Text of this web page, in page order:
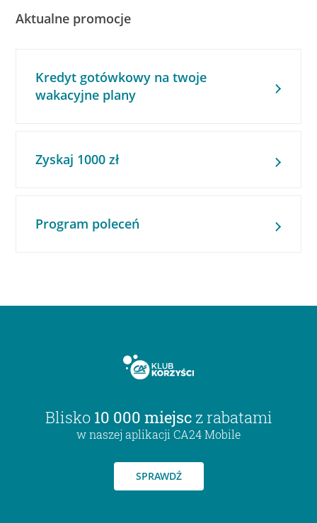
Aktualne promocje
Kredyt gotówkowy na twoje
wakacyjne plany
Zyskaj 1000 zł
Program poleceń
Blisko 10 000 miejsc z rabatami
w naszej aplikacji CA24 Mobile
SPRAWDŹ